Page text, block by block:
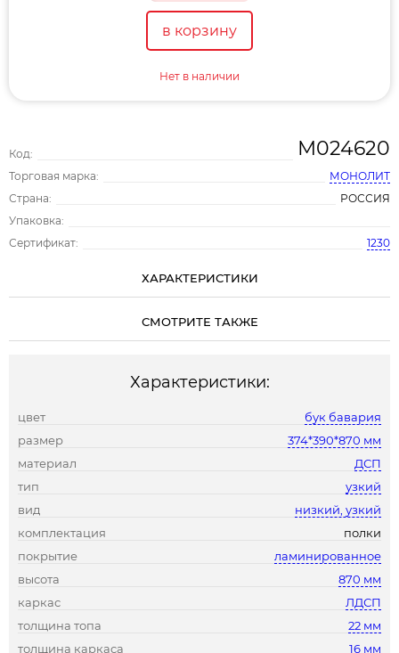
Код: М024620
Торговая марка:
МОНОЛИТ
Страна:
РОССИЯ
Упаковка:
Сертификат:
1230
в корзину
Нет в наличии
ХАРАКТЕРИСТИКИ
СМОТРИТЕ ТАКЖЕ
Характеристики:
цвет
бук бавария
размер
374*390*870 мм
материал
ДСП
тип
узкий
вид
низкий, узкий
комплектация
полки
покрытие
ламинированное
высота
870 мм
каркас
ЛДСП
толщина топа
22 мм
толщина каркаса
16 мм